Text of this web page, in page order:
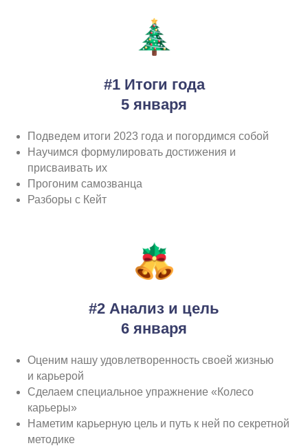
#1 Итоги года
5 января
Подведем итоги 2023 года и погордимся собой
Научимся формулировать достижения и
присваивать их
Прогоним самозванца
Разборы с Кейт
#2 Анализ и цель
6 января
Оценим нашу удовлетворенность своей жизнью
и карьерой
Сделаем специальное упражнение «Колесо
карьеры»
Наметим карьерную цель и путь к ней по секретной
методике